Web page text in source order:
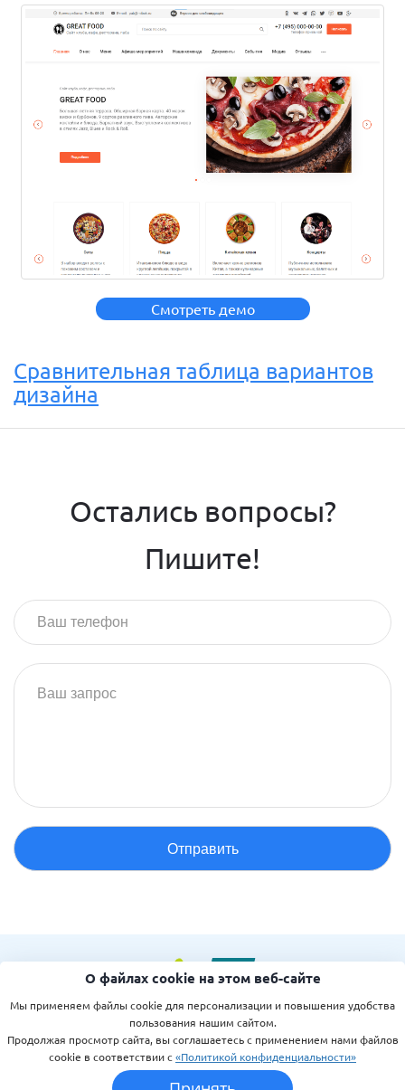
О файлах cookie на этом веб-сайте
Мы применяем файлы cookie для персонализации и повышения удобства
пользования нашим сайтом.
Продолжая просмотр сайта, вы соглашаетесь с применением нами файлов
cookie в соответствии с «Политикой конфиденциальности»
Смотреть демо
Сравнительная таблица вариантов
дизайна
Остались вопросы?
Пишите!
©1999-2026
Интернет-агентство«МИБОК»
Лицензионное соглашение
Политика конфиденциальности